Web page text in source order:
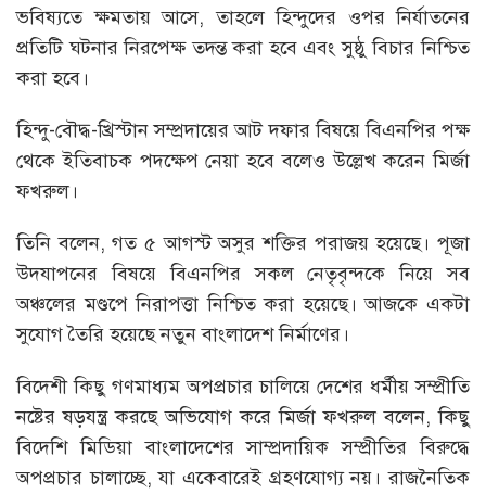
ভবিষ্যতে ক্ষমতায় আসে, তাহলে হিন্দুদের ওপর নির্যাতনের
প্রতিটি ঘটনার নিরপেক্ষ তদন্ত করা হবে এবং সুষ্ঠু বিচার নিশ্চিত
করা হবে।
হিন্দু-বৌদ্ধ-খ্রিস্টান সম্প্রদায়ের আট দফার বিষয়ে বিএনপির পক্ষ
থেকে ইতিবাচক পদক্ষেপ নেয়া হবে বলেও উল্লেখ করেন মির্জা
ফখরুল।
তিনি বলেন, গত ৫ আগস্ট অসুর শক্তির পরাজয় হয়েছে। পূজা
উদযাপনের বিষয়ে বিএনপির সকল নেতৃবৃন্দকে নিয়ে সব
অঞ্চলের মণ্ডপে নিরাপত্তা নিশ্চিত করা হয়েছে। আজকে একটা
সুযোগ তৈরি হয়েছে নতুন বাংলাদেশ নির্মাণের।
বিদেশী কিছু গণমাধ্যম অপপ্রচার চালিয়ে দেশের ধর্মীয় সম্প্রীতি
নষ্টের ষড়যন্ত্র করছে অভিযোগ করে মির্জা ফখরুল বলেন, কিছু
বিদেশি মিডিয়া বাংলাদেশের সাম্প্রদায়িক সম্প্রীতির বিরুদ্ধে
অপপ্রচার চালাচ্ছে, যা একেবারেই গ্রহণযোগ্য নয়। রাজনৈতিক